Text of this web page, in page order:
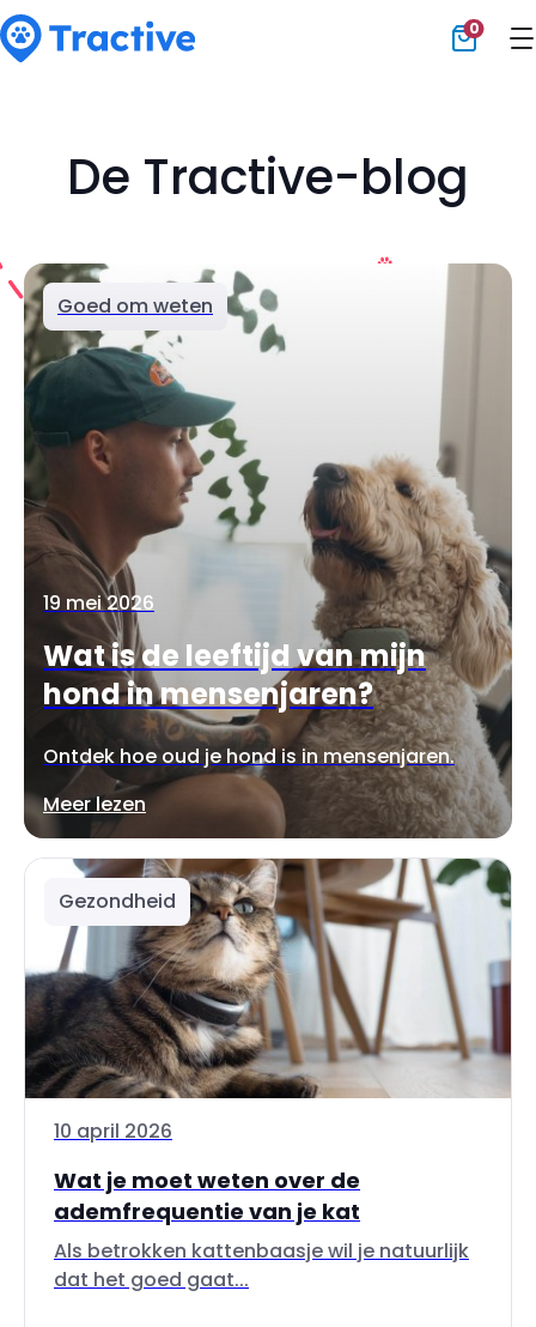
0
De Tractive-blog
Goed om weten
19 mei 2026
Wat is de leeftijd van mijn
hond in mensenjaren?
Ontdek hoe oud je hond is in mensenjaren.
Meer lezen
Gezondheid
10 april 2026
Wat je moet weten over de
ademfrequentie van je kat
Als betrokken kattenbaasje wil je natuurlijk
dat het goed gaat...